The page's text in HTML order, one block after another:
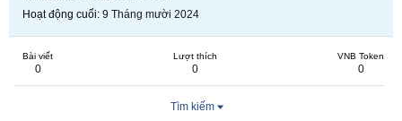
Hoạt động cuối 9 Tháng mười 2024
Bài viết
0
Lượt thích
0
VNB Token
0
Tìm kiếm